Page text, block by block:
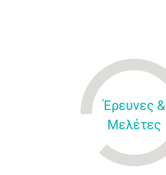
Έρευνες &
Μελέτες